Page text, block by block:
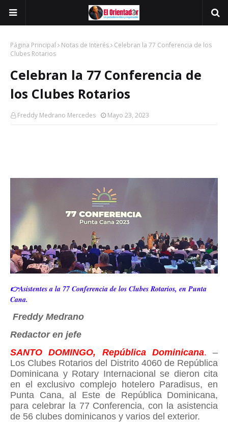
Página Principal Notas de Interés
Celebran la 77 Conferencia de los
Clubes Rotarios
Celebran la 77 Conferencia de
los Clubes Rotarios
Freddy Medrano Mercedes Mayo 23, 2023
👉Asistentes a la 77 Conferencia de los Clubes Rotarios, en Punta
Cana.
Freddy Medrano
Redactor en jefe
SANTO DOMINGO, República Dominicana. –
Los Clubes Rotarios del Distrito 4060 de República
Dominicana y Rotary Internacional se dieron cita
en el exclusivo complejo hotelero Paradisus, en
Punta Cana, al Este de República Dominicana,
para celebrar la 77 Conferencia, con la asistencia
de 56 clubes dominicanos y varios del exterior.